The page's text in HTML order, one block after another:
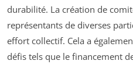
durabilité. La création de
représentants de diverses
effort collectif. Cela a
défis tels que le financement